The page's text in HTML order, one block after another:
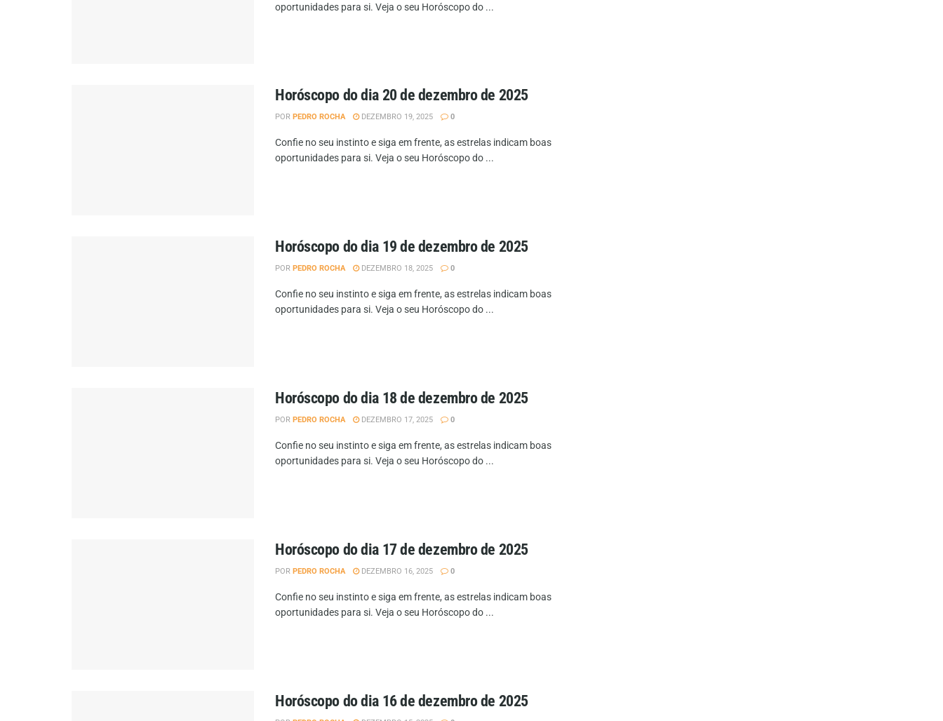
oportunidades para si. Veja o seu Horóscopo do ...
Horóscopo do dia 20 de dezembro de 2025
POR PEDRO ROCHA DEZEMBRO 19, 2025 0
Confie no seu instinto e siga em frente, as estrelas indicam boas
oportunidades para si. Veja o seu Horóscopo do ...
Horóscopo do dia 19 de dezembro de 2025
POR PEDRO ROCHA DEZEMBRO 18, 2025 0
Confie no seu instinto e siga em frente, as estrelas indicam boas
oportunidades para si. Veja o seu Horóscopo do ...
Horóscopo do dia 18 de dezembro de 2025
POR PEDRO ROCHA DEZEMBRO 17, 2025 0
Confie no seu instinto e siga em frente, as estrelas indicam boas
oportunidades para si. Veja o seu Horóscopo do ...
Horóscopo do dia 17 de dezembro de 2025
POR PEDRO ROCHA DEZEMBRO 16, 2025 0
Confie no seu instinto e siga em frente, as estrelas indicam boas
oportunidades para si. Veja o seu Horóscopo do ...
Horóscopo do dia 16 de dezembro de 2025